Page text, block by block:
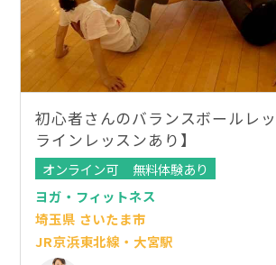
初心者さんのバランスボールレ
ラインレッスンあり】
オンライン可
無料体験あり
ヨガ・フィットネス
埼玉県 さいたま市
JR京浜東北線・大宮駅